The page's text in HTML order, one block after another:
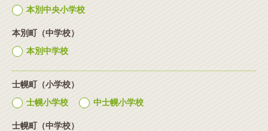
本別中央小学校
本別町（中学校）
本別中学校
士幌町（小学校）
士幌小学校
中士幌小学校
士幌町（中学校）